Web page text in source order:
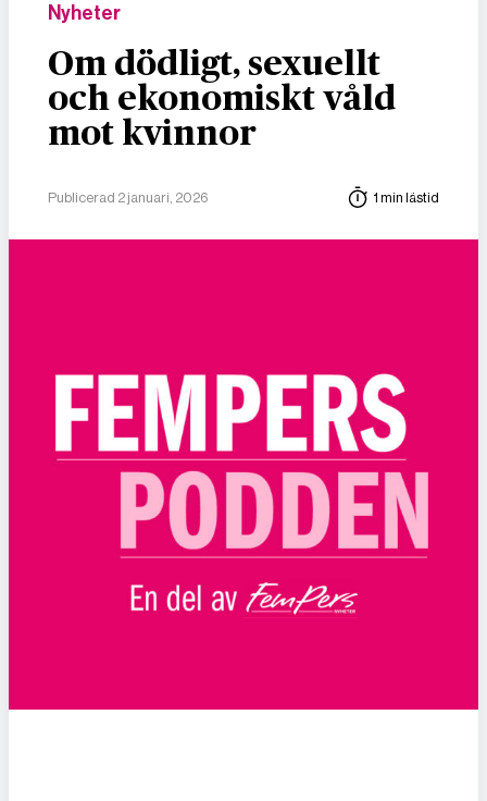
Nyheter
Om dödligt, sexuellt
och ekonomiskt våld
mot kvinnor
Publicerad 2 januari, 2026 1 min lästid